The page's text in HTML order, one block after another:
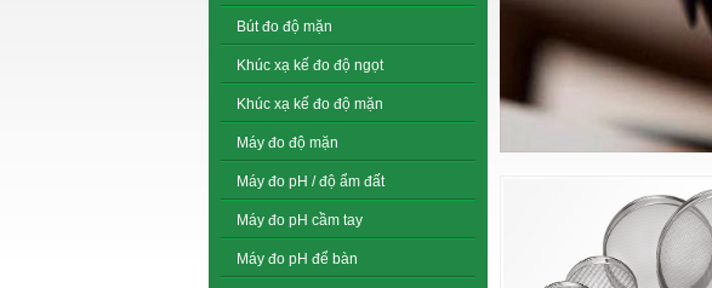
Bút đo độ mặn
Khúc xạ kế đo độ ngọt
Khúc xạ kế đo độ mặn
Máy đo độ mặn
Máy đo pH / độ ẩm đất
Máy đo pH cầm tay
Máy đo pH để bàn